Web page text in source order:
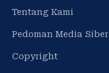
Tentang Kami
Pedoman Media Siber
Copyright